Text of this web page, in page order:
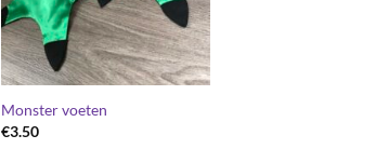
Monster voeten
€3.50